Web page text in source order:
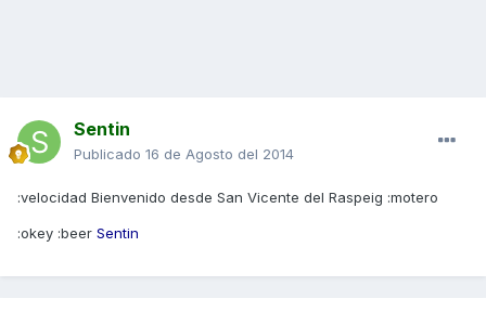
Sentin
Publicado 16 de Agosto del 2014
:velocidad Bienvenido desde San Vicente del Raspeig :motero
:okey :beer Sentin